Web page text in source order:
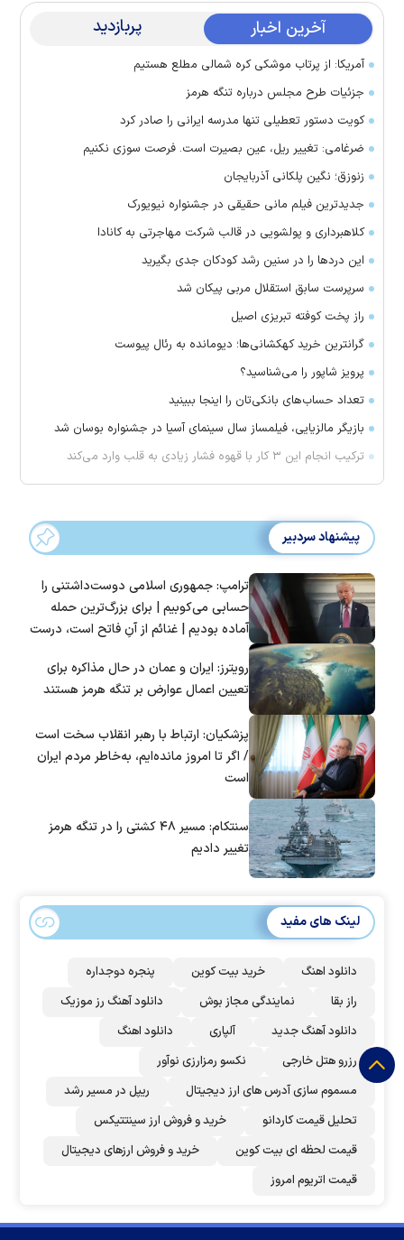
آخرین اخبار پربازدید
آمریکا: از پرتاب موشکی کره شمالی مطلع هستیم
جزئیات طرح مجلس درباره تنگه هرمز
کویت دستور تعطیلی تنها مدرسه ایرانی را صادر کرد
ضرغامی: تغییر ریل، عین بصیرت است. فرصت سوزی نکنیم
زنوزق؛ نگین پلکانی آذربایجان
جدیدترین فیلم مانی حقیقی در جشنواره نیویورک
کلاهبرداری و پولشویی در قالب شرکت مهاجرتی به کانادا
این درد‌ها را در سنین رشد کودکان جدی بگیرید
سرپرست سابق استقلال مربی پیکان شد
راز پخت کوفته تبریزی اصیل
گرانترین خرید کهکشانی‌ها؛ دیومانده به رئال پیوست
پرویز شاپور را می‌شناسید؟
تعداد حساب‌های بانکی‌تان را اینجا ببینید
بازیگر مالزیایی، فیلمساز سال سینمای آسیا در جشنواره بوسان شد
ترکیب انجام این ۳ کار با قهوه فشار زیادی به قلب وارد می‌کند
پیشنهاد سردبیر
ترامپ: جمهوری اسلامی دوست‌داشتنی را
حسابی می‌کوبیم | برای بزرگ‌ترین حمله
آماده بودیم | غنائم از آنِ فاتح است، درست
رویترز: ایران و عمان در حال مذاکره برای
تعیین اعمال عوارض بر تنگه هرمز هستند
پزشکیان: ارتباط با رهبر انقلاب سخت است
/ اگر تا امروز مانده‌ایم، به‌خاطر مردم ایران
است
سنتکام: مسیر ۴۸ کشتی را در تنگه هرمز
تغییر دادیم
لینک های مفید
دانلود اهنگ خرید بیت کوین
پنجره دوجداره
راز بقا
نمایندگی مجاز بوش
دانلود آهنگ رز‌ موزیک
دانلود آهنگ جدید
آلپاری
دانلود اهنگ
رزرو هتل خارجی
نکسو رمزارزی نوآور
مسموم سازی آدرس های ارز دیجیتال
ریپل در مسیر رشد
تحلیل قیمت کاردانو
خرید و فروش ارز سینتتیکس
قیمت لحظه ای بیت کوین
خرید و فروش ارزهای دیجیتال
قیمت اتریوم امروز